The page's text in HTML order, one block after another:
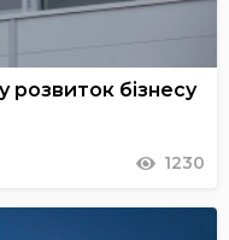
розвиток бізнесу
1230